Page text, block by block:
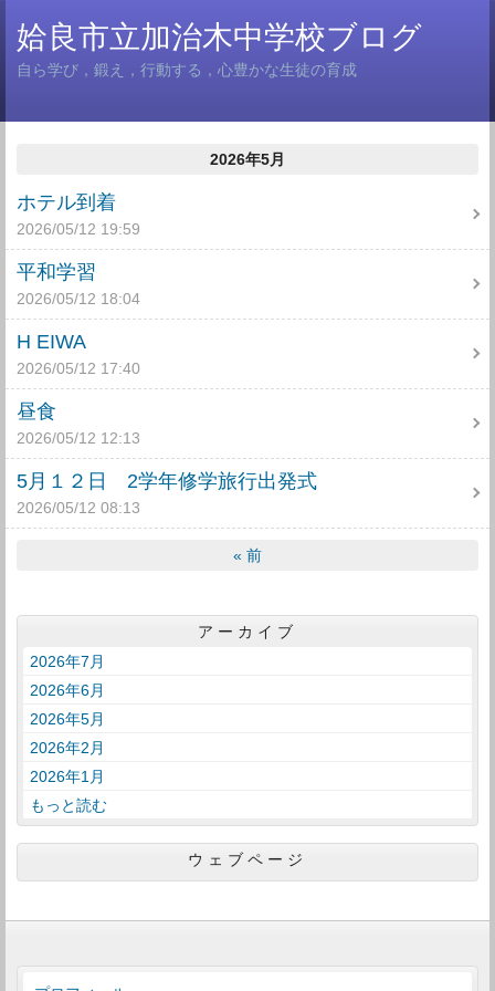
姶良市立加治木中学校ブログ
自ら学び，鍛え，行動する，心豊かな生徒の育成
2026年5月
ホテル到着
2026/05/12 19:59
平和学習
2026/05/12 18:04
H EIWA
2026/05/12 17:40
昼食
2026/05/12 12:13
5月１２日 2学年修学旅行出発式
2026/05/12 08:13
« 前
アーカイブ
2026年7月
2026年6月
2026年5月
2026年2月
2026年1月
もっと読む
ウェブページ